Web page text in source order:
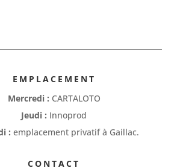
EMPLACEMENT
Mercredi : CARTALOTO
Jeudi : Innoprod
:emplacement privatif à Gaillac.
CONTACT